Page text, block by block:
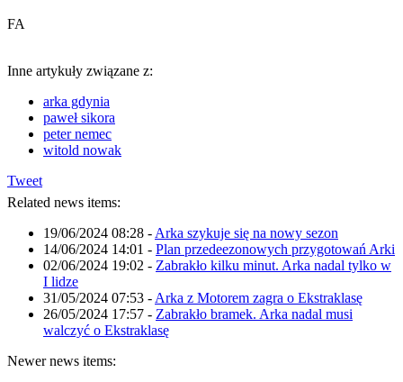
FA
Inne artykuły związane z:
arka gdynia
paweł sikora
peter nemec
witold nowak
Tweet
Related news items:
19/06/2024 08:28 - Arka szykuje się na nowy sezon
14/06/2024 14:01 - Plan przedeezonowych przygotowań Arki
02/06/2024 19:02 - Zabrakło kilku minut. Arka nadal tylko w
I lidze
31/05/2024 07:53 - Arka z Motorem zagra o Ekstraklasę
26/05/2024 17:57 - Zabrakło bramek. Arka nadal musi
walczyć o Ekstraklasę
Newer news items: